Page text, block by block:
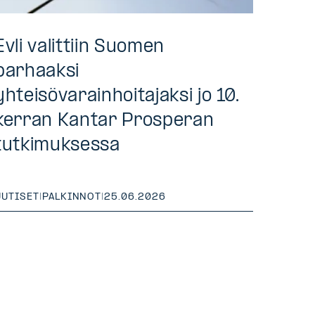
valittiin Suomen
jo 10.
Kantar Prosperan
| PALKINNOT |25.06.2026